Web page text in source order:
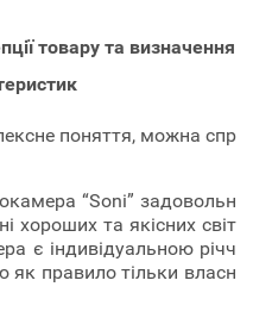
товару та визначення
поняття, можна спр
“Soni” задовольн
хороших та якісних світ
є індивідуальною річч
як правило тільки власн